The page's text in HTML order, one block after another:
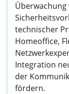
technischer
Homeoffice,
Integration
der
fördern.